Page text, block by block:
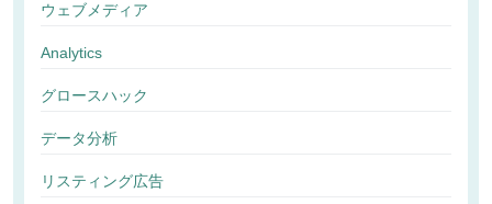
ウェブメディア
Analytics
グロースハック
データ分析
リスティング広告